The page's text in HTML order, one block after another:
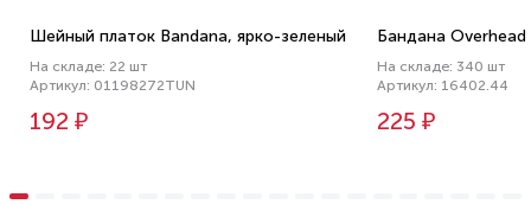
Шейный платок Bandana, ярко-зеленый
На складе: 22 шт
Артикул: 01198272TUN
192 ₽
Бандана
На складе: 340 шт
Артикул: 16402.44
225 ₽